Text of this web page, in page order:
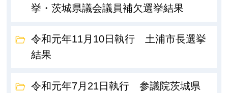
挙・茨城県議会議員補欠選挙結果
令和元年11月10日執行 土浦市長選挙
結果
令和元年7月21日執行 参議院茨城県